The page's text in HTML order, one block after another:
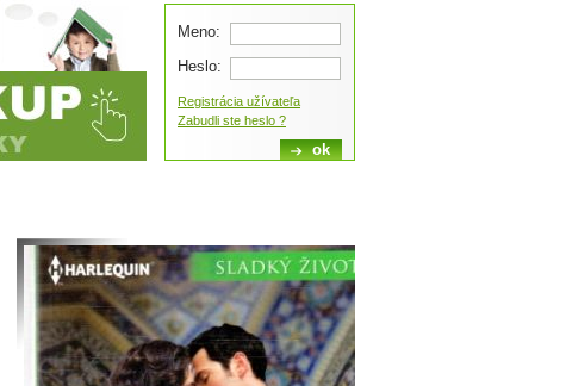
Meno:
Heslo:
Registrácia užívateľa
Zabudli ste heslo ?